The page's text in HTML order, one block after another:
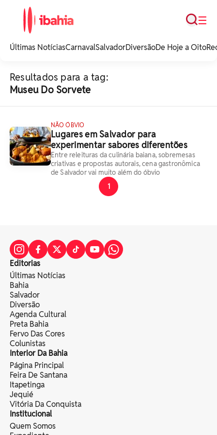
noticias e
☰
Busca
Últimas NotíciasCarnavalSalvadorDiversãoDe Hoje a Oito
Resultados para a tag:
Museu Do Sorvete
NÃO ÓBVIO
Lugares em Salvador para
experimentar sabores diferentões
Entre releituras da culinária baiana, sobremesas
criativas e propostas autorais, cena gastronômica
de Salvador vai muito além do óbvio
1
Editorias
Últimas Notícias
Bahia
Salvador
Diversão
Agenda Cultural
Preta Bahia
Fervo Das Cores
Colunistas
Interior Da Bahia
Página Principal
Feira De Santana
Itapetinga
Jequié
Vitória Da Conquista
Institucional
Quem Somos